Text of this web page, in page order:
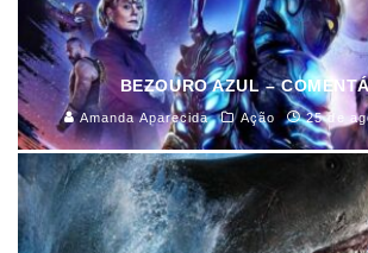
BEZOURO AZUL –
Amanda Aparecida Ação 25 de